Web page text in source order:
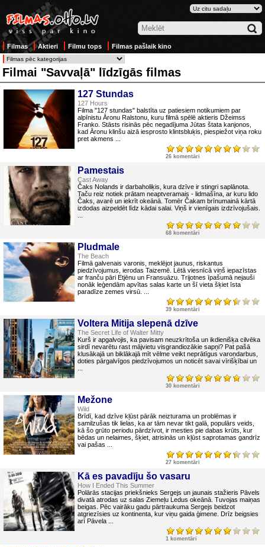
Filmas Aktieri Filmu tops Filmas pašlaik kino
Filmai "Savvaļā" līdzīgās filmas
127 Stundas
127 Hours
Filma "127 stundas" balstīta uz patiesiem notikumiem par
alpīnistu Āronu Ralstonu, kuru filmā spēlē aktieris Džeimss
Franko. Stāsts risinās pēc negadījuma Jūtas štata kanjonos,
kad Āronu klinšu aizā iesprosto klintsbluķis, piespiežot viņa roku
pret akmens ...
26 komentāri
Pamestais
Cast Away
Čaks Nolands ir darbaholiķis, kura dzīve ir stingri saplānota.
Taču reiz notiek prātam neaptveramais - lidmašīna, ar kuru lido
Čaks, avarē un iekrīt okeānā. Tomēr Čakam brīnumainā kārtā
izdodas aizpeldēt līdz kādai salai. Viņš ir vienīgais izdzīvojušais.
68 komentāri
Pludmale
The Beach
Filmā galvenais varonis, meklējot jaunus, riskantus
piedzīvojumus, ierodas Taizemē. Lētā viesnīcā viņš iepazīstas
ar franču pāri Etjēnu un Fransuāzu. Trijotnes īpašumā nejauši
nonāk leģendām apvītas salas karte un šī vieta šķiet īsta
paradīze zemes virsū. ...
39 komentāri
Voltera Mitija slepenā dzīve
The Secret Life of Walter Mitty
Kurš ir apgalvojis, ka pavisam neuzkrītoša un ikdienišķa cilvēka
sirdī nevarētu rast mājvietu visgrandiozākie sapņi? Pat pašā
klusākajā un biklākajā mīt vēlme veikt neprātīgus varoņdarbus,
doties pārgalvīgos piedzīvojumos un noticēt savai vīrišķībai un
30 komentāri
Mežone
Wild
Brīdī, kad dzīve kļūst pārāk neizturama un problēmas ir
samilzušas tik lielas, ka ar tām nevar tikt galā, populārs veids,
kā šo grūto periodu pārdzīvot, ir mesties pie dabas krūts, kur
bēdas un nelaimes, šķiet, atrisinās un kļūst saprotamas gandrīz
vai pašas ...
27 komentāri
Kā es pavadīju šo vasaru
How I Ended This Summer
Polārās stacijas priekšnieks Sergejs un jaunais stažieris Pāvels
divatā atrodas uz salas Ziemeļu Ledus okeānā. Tuvojas maiņas
beigas. Pēc vairāku gadu pārtraukuma Sergejs beidzot
atgriezīsies uz kontinenta, kur viņu gaida ģimene. Drīz beigsies
arī Pāvela ...
1 komentāri